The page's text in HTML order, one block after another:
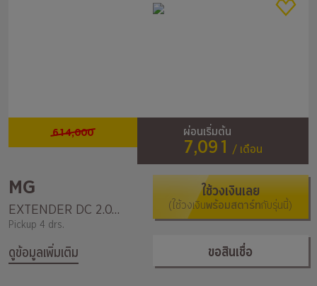
614,000 ผ่อนเริ่มต้น
7,091 / เดือน
MG
EXTENDER DC 2.0 GRAND X 6AT
Pickup 4 drs.
ดูข้อมูลเพิ่มเติม
ใช้วงเงินเลย
(ใช้วงเงินพร้อมสตาร์ทกับรุ่นนี้)
ขอสินเชื่อ